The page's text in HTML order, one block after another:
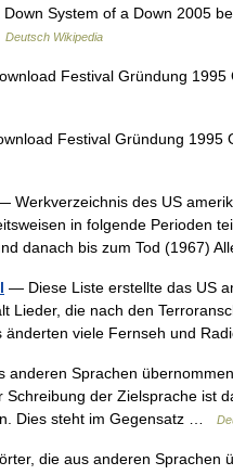
System of a Down 2005
Deutsch Wikipedia
Festival Gründung
Festival Gründung 1995
Werkverzeichnis des US
in folgende Perioden
danach bis zum Tod (1967)
— Diese Liste erstellte das US
Lieder, die nach den
änderten viele Fernseh und
Sprachen
der Zielsprache ist
Dies steht im Gegensatz …
die aus anderen Sprachen